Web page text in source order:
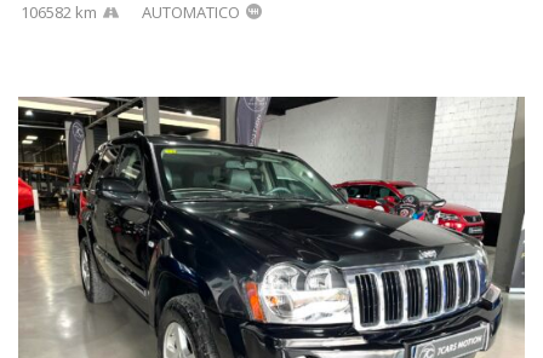
106582 km AUTOMATICO